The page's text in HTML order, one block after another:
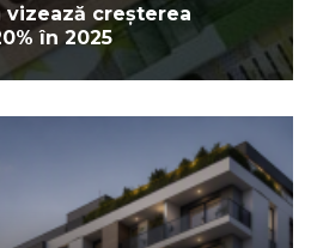
vizează creșterea
în 2025